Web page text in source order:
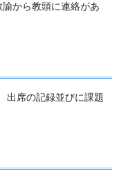
から教頭に連絡があ
出席の記録並びに課題